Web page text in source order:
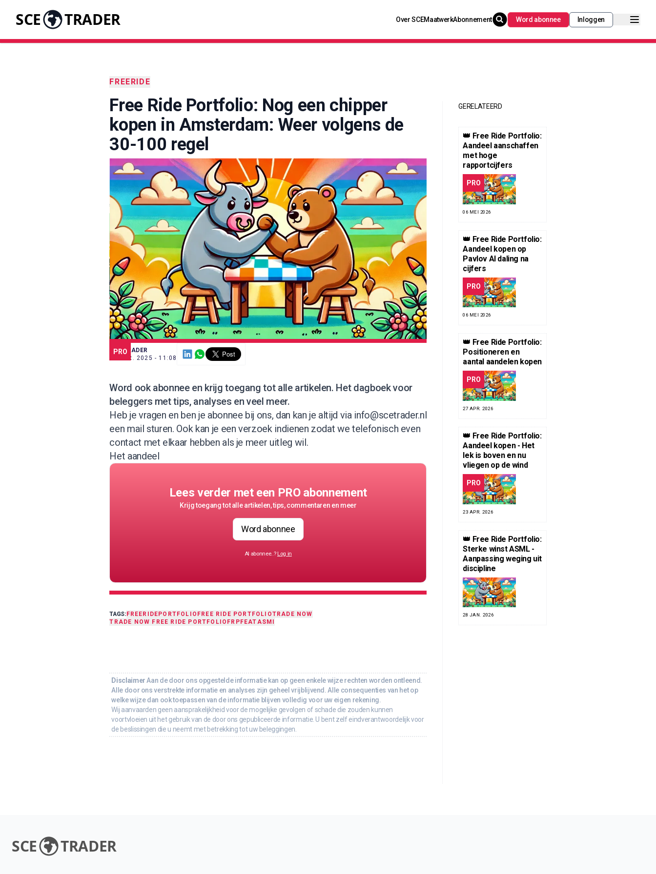
SCE TRADER Over SCEMaatwerkAbonnement Word abonnee Inloggen
FREERIDE
Free Ride Portfolio: Nog een chipper
kopen in Amsterdam: Weer volgens de
30-100 regel
PRO
SCE TRADER
14 APR. 2025 - 11:08
Word ook abonneeen krijg toegang tot alle artikelen. Het dagboek voor
beleggers met tips, analyses en veel meer.
Heb je vragen en ben je abonnee bij ons, dan kan je altijd via info@scetrader.nl
een mail sturen. Ook kan je een verzoek indienen zodat we telefonisch even
contact met elkaar hebben als je meer uitleg wil.
Het aandeel
Lees verder met een PRO abonnement
Krijg toegang tot alle artikelen, tips, commentaren en meer
Word abonnee
Al abonnee..? Log in
TAGS: FREERIDE PORTFOLIO FREE RIDE PORTFOLIOTRADE NOW
TRADE NOW FREE RIDE PORTFOLIO FRP FEATASMI
DisclaimerAan de door ons opgestelde informatie kan op geen enkele wijze rechten worden ontleend.
Alle door ons verstrekte informatie en analyses zijn geheel vrijblijvend. Alle consequenties van het op
welke wijze dan ook toepassen van de informatie blijven volledig voor uw eigen rekening.
Wij aanvaarden geen aansprakelijkheid voor de mogelijke gevolgen of schade die zouden kunnen
voortvloeien uit het gebruik van de door ons gepubliceerde informatie. U bent zelf eindverantwoordelijk voor
de beslissingen die u neemt met betrekking tot uw beleggingen.
GERELATEERD
👑 Free Ride Portfolio:
Aandeel aanschaffen
met hoge
rapportcijfers
PRO
06 MEI 2026
👑 Free Ride Portfolio:
Aandeel kopen op
Pavlov AI daling na
cijfers
PRO
06 MEI 2026
👑 Free Ride Portfolio:
Positioneren en
aantal aandelen kopen
PRO
27 APR. 2026
👑 Free Ride Portfolio:
Aandeel kopen - Het
lek is boven en nu
vliegen op de wind
PRO
23 APR. 2026
👑 Free Ride Portfolio:
Sterke winst ASML -
Aanpassing weging uit
discipline
28 JAN. 2026
SCE TRADER